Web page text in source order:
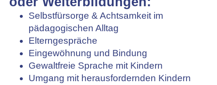
Selbstfürsorge & Achtsamkeit im
pädagogischen Alltag
Elterngespräche
Eingewöhnung und Bindung
Gewaltfreie Sprache mit Kindern
Umgang mit herausfordernden Kindern